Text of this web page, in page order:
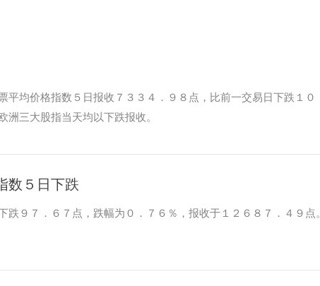
平均价格指数５日报收７３３４．９８点，比前一交易日下跌１０
三大股指当天均以下跌报收。
数５日下跌
９７．６７点，跌幅为０．７６％，报收于１２６８７．４９点。